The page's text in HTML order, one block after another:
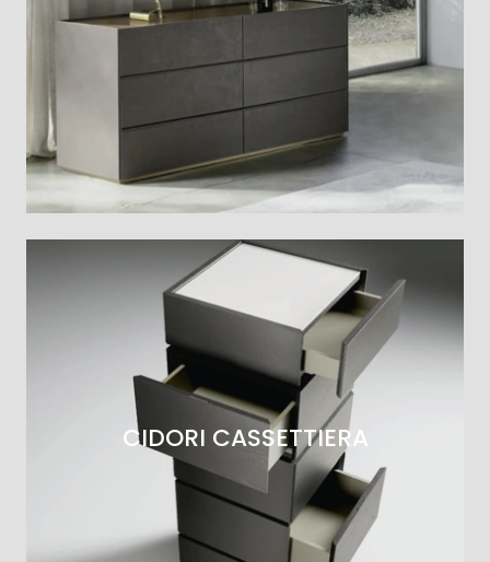
CIDORI CASSETTIERA